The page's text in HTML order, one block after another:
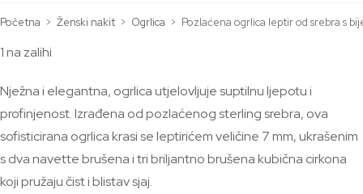
Početna > Ženski nakit > Ogrlica > Pozlaćena ogrlica leptir od srebra s
1 na zalihi
Nježna i elegantna, ogrlica utjelovljuje suptilnu ljepotu i
profinjenost. Izrađena od pozlaćenog sterling srebra, ova
sofisticirana ogrlica krasi se leptirićem veličine 7 mm, ukrašenim
s dva navette brušena i tri briljantno brušena kubična cirkona
koji pružaju čist i blistav sjaj.